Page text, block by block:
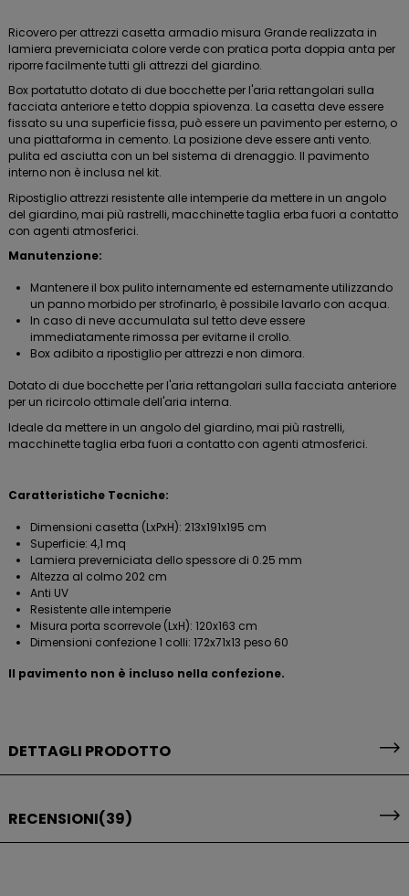
Ricovero per attrezzi casetta armadio misura Grande realizzata in
lamiera preverniciata colore verde con pratica porta doppia anta per
riporre facilmente tutti gli attrezzi del giardino.
Box portatutto dotato di due bocchette per l'aria rettangolari sulla
facciata anteriore e tetto doppia spiovenza. La casetta deve essere
fissato su una superficie fissa, può essere un pavimento per esterno, o
una piattaforma in cemento. La posizione deve essere anti vento.
pulita ed asciutta con un bel sistema di drenaggio. Il pavimento
interno non è inclusa nel kit.
Ripostiglio attrezzi resistente alle intemperie da mettere in un angolo
del giardino, mai più rastrelli, macchinette taglia erba fuori a contatto
con agenti atmosferici.
Manutenzione:
Mantenere il box pulito internamente ed esternamente utilizzando
un panno morbido per strofinarlo, è possibile lavarlo con acqua.
In caso di neve accumulata sul tetto deve essere
immediatamente rimossa per evitarne il crollo.
Box adibito a ripostiglio per attrezzi e non dimora.
Dotato di due bocchette per l'aria rettangolari sulla facciata anteriore
per un ricircolo ottimale dell'aria interna.
Ideale da mettere in un angolo del giardino, mai più rastrelli,
macchinette taglia erba fuori a contatto con agenti atmosferici.
Caratteristiche Tecniche:
Dimensioni casetta (LxPxH): 213x191x195 cm
Superficie: 4,1 mq
Lamiera preverniciata dello spessore di 0.25 mm
Altezza al colmo 202 cm
Anti UV
Resistente alle intemperie
Misura porta scorrevole (LxH): 120x163 cm
Dimensioni confezione 1 colli: 172x71x13 peso 60
Il pavimento non è incluso nella confezione.
DETTAGLI PRODOTTO
RECENSIONI(39)